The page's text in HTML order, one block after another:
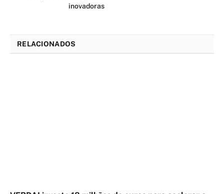
inovadoras
RELACIONADOS